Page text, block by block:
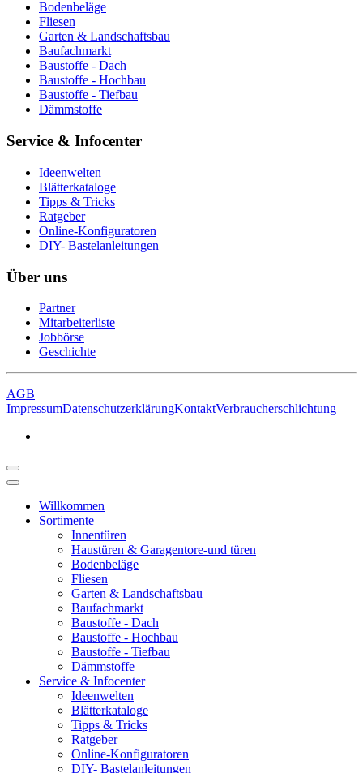
Bodenbeläge
Fliesen
Garten & Landschaftsbau
Baufachmarkt
Baustoffe - Dach
Baustoffe - Hochbau
Baustoffe - Tiefbau
Dämmstoffe
Service & Infocenter
Ideenwelten
Blätterkataloge
Tipps & Tricks
Ratgeber
Online-Konfiguratoren
DIY- Bastelanleitungen
Über uns
Partner
Mitarbeiterliste
Jobbörse
Geschichte
AGB
ImpressumDatenschutzerklärungKontaktVerbraucherschlichtung
Willkommen
Sortimente
Innentüren
Haustüren & Garagentore-und türen
Bodenbeläge
Fliesen
Garten & Landschaftsbau
Baufachmarkt
Baustoffe - Dach
Baustoffe - Hochbau
Baustoffe - Tiefbau
Dämmstoffe
Service & Infocenter
Ideenwelten
Blätterkataloge
Tipps & Tricks
Ratgeber
Online-Konfiguratoren
DIY- Bastelanleitungen